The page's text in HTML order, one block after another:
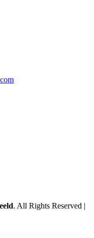
. All Rights Reserved |